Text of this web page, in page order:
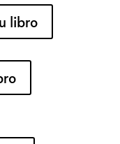
libro